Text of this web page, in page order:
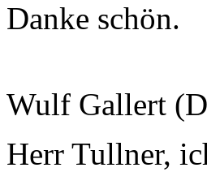
Danke schön.
Wulf Gallert
Herr Tullner,